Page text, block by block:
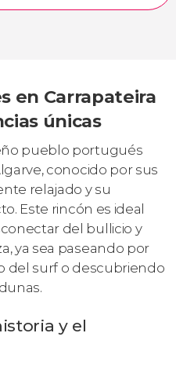
en Carrapateira
únicas
pueblo portugués
conocido por sus
relajado y su
Este rincón es ideal
del bullicio y
ya sea paseando por
del surf o descubriendo
y el